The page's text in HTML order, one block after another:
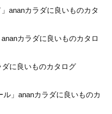
ananカラダに良いものカタ
カラダに良いものカタロ
ダに良いものカタログ
ル」ananカラダに良いものカ